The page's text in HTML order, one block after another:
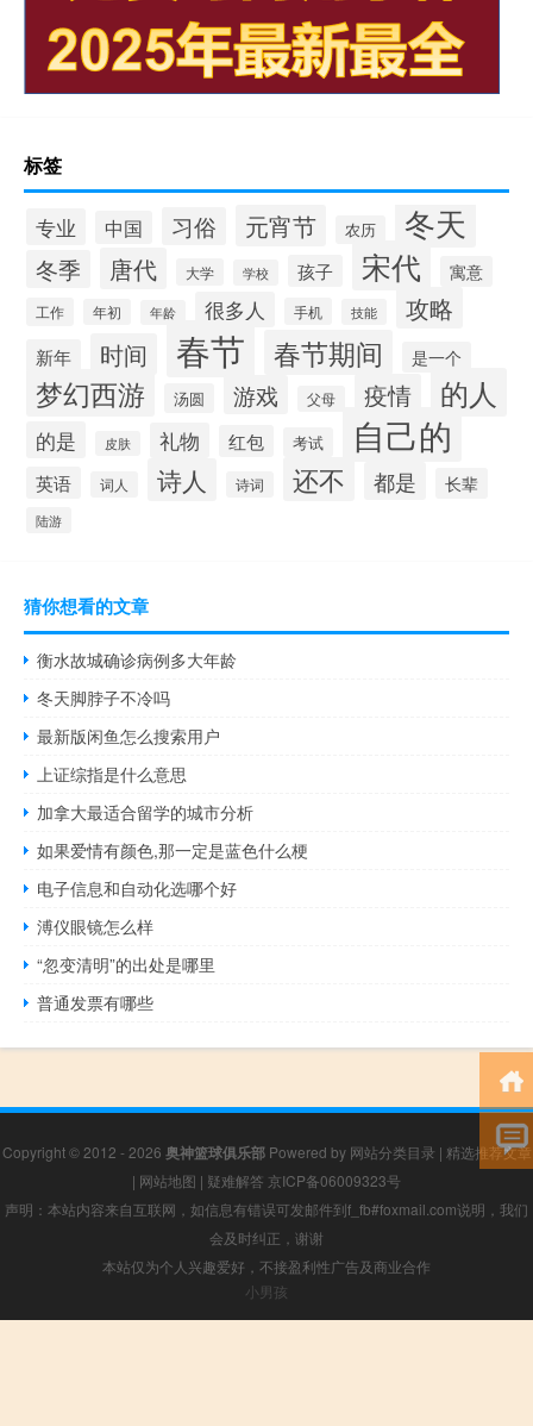
标签
专业 中国 习俗 元宵节 农历 冬天
冬季 唐代 大学 学校 孩子 宋代 寓意
工作 年初 年龄 很多人 手机 技能 攻略
新年 时间 春节 春节期间 是一个
梦幻西游 汤圆 游戏 父母 疫情 的人
的是 皮肤 礼物 红包 考试 自己的
英语 词人 诗人 诗词 还不 都是 长辈
陆游
猜你想看的文章
衡水故城确诊病例多大年龄
冬天脚脖子不冷吗
最新版闲鱼怎么搜索用户
上证综指是什么意思
加拿大最适合留学的城市分析
如果爱情有颜色,那一定是蓝色什么梗
电子信息和自动化选哪个好
溥仪眼镜怎么样
“忽变清明”的出处是哪里
普通发票有哪些
Copyright © 2012 - 2026 奥神篮球俱乐部Powered by 网站分类目录 | 精选推荐文章
| 网站地图 | 疑难解答 京ICP备06009323号
声明：本站内容来自互联网，如信息有错误可发邮件到f_fb#foxmail.com说明，我们
会及时纠正，谢谢
本站仅为个人兴趣爱好，不接盈利性广告及商业合作
小男孩